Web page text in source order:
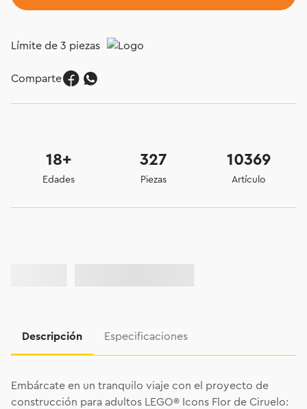
Límite de 3 piezas
Comparte
18+
Edades
327
Piezas
10369
Artículo
Descripción Especificaciones
Embárcate en un tranquilo viaje con el proyecto de
construcción para adultos LEGO® Icons Flor de Ciruelo: